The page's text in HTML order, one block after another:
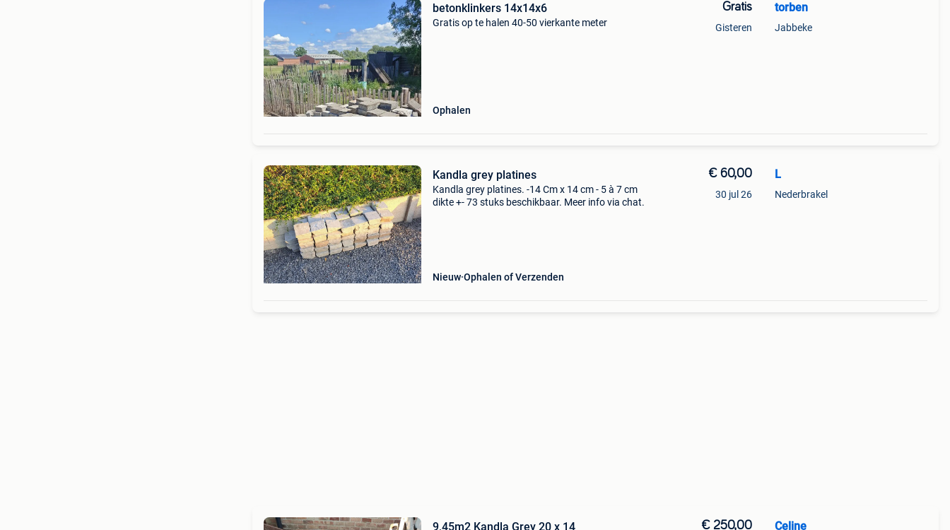
betonklinkers 14x14x6
Gratis op te halen 40-50 vierkante meter
Ophalen
Gratis
Gisteren
torben
Jabbeke
Kandla grey platines
Kandla grey platines. -14 Cm x 14 cm - 5 à 7 cm
dikte +- 73 stuks beschikbaar. Meer info via chat.
Nieuw Ophalen of Verzenden
€ 60,00
30 jul 26
L
Nederbrakel
9,45m2 Kandla Grey 20 x 14 € 250,00 Celine